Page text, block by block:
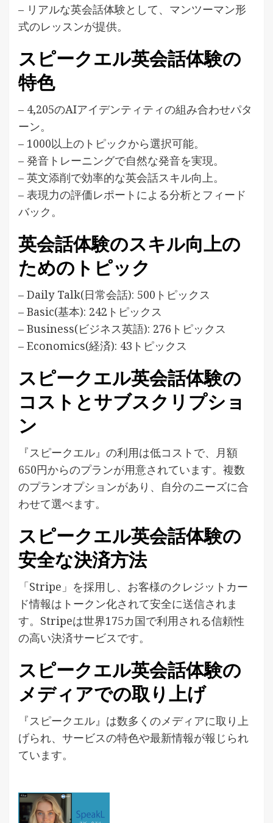
– リアルな英会話体験として、マンツーマン形
式のレッスンが提供。
スピークエル英会話体験の
特色
– 4,205のAIアイデンティティの組み合わせパタ
ーン。
– 1000以上のトピックから選択可能。
– 発音トレーニングで自然な発音を実現。
– 英文添削で効率的な英会話スキル向上。
– 表現力の評価レポートによる分析とフィード
バック。
英会話体験のスキル向上の
ためのトピック
– Daily Talk(日常会話): 500トピックス
– Basic(基本): 242トピックス
– Business(ビジネス英語): 276トピックス
– Economics(経済): 43トピックス
スピークエル英会話体験の
コストとサブスクリプショ
ン
『スピークエル』の利用は低コストで、月額
650円からのプランが用意されています。複数
のプランオプションがあり、自分のニーズに合
わせて選べます。
スピークエル英会話体験の
安全な決済方法
「Stripe」を採用し、お客様のクレジットカー
ド情報はトークン化されて安全に送信されま
す。Stripeは世界175カ国で利用される信頼性
の高い決済サービスです。
スピークエル英会話体験の
メディアでの取り上げ
『スピークエル』は数多くのメディアに取り上
げられ、サービスの特色や最新情報が報じられ
ています。